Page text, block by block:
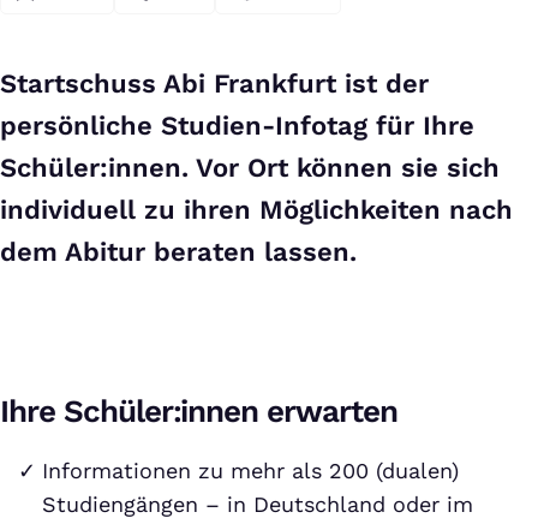
Startschuss Abi Frankfurt ist der
persönliche Studien-Infotag für Ihre
Schüler:innen. Vor Ort können sie sich
individuell zu ihren Möglichkeiten nach
dem Abitur beraten lassen.
Ihre Schüler:innen erwarten
Informationen zu mehr als 200 (dualen)
Studiengängen – in Deutschland oder im